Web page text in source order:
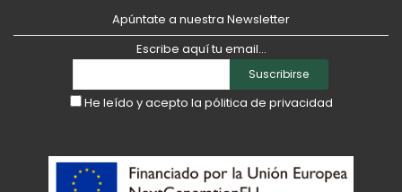
Apúntate a nuestra Newsletter
Escribe aquí tu email...
Suscribirse
He leído y acepto la pólitica de privacidad